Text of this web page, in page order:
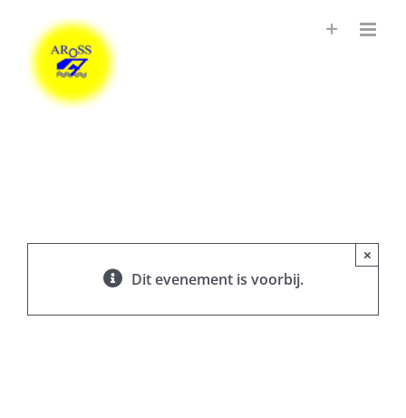
Dit evenement is voorbij.
×